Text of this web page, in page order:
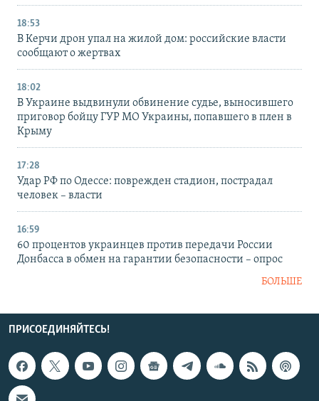
18:53
В Керчи дрон упал на жилой дом: российские власти
сообщают о жертвах
18:02
В Украине выдвинули обвинение судье, выносившего
приговор бойцу ГУР МО Украины, попавшего в плен в
Крыму
17:28
Удар РФ по Одессе: поврежден стадион, пострадал
человек – власти
16:59
60 процентов украинцев против передачи России
Донбасса в обмен на гарантии безопасности – опрос
БОЛЬШЕ
ПРИСОЕДИНЯЙТЕСЬ!